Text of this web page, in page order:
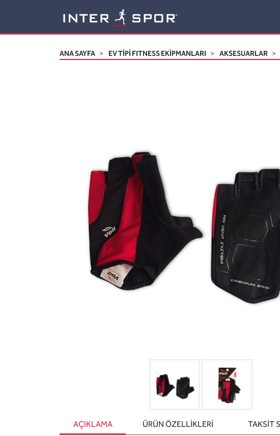
ANA SAYFA EV TİPİ FITNESS EKİPMANLARI AKSESUARLAR
AÇIKLAMA ÜRÜN ÖZELLIKLERI TAKSİT